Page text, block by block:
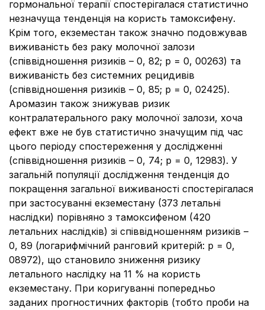
гормональної терапії спостерігалася статистично
незначуща тенденція на користь тамоксифену.
Крім того, екземестан також значно подовжував
виживаність без раку молочної залози
(співвідношення ризиків – 0, 82; p = 0, 00263) та
виживаність без системних рецидивів
(співвідношення ризиків – 0, 85; p = 0, 02425).
Аромазин також знижував ризик
контралатерального раку молочної залози, хоча
ефект вже не був статистично значущим під час
цього періоду спостереження у дослідженні
(співвідношення ризиків – 0, 74; p = 0, 12983). У
загальній популяції дослідження тенденція до
покращення загальної виживаності спостерігалася
при застосуванні екземестану (373 летальні
наслідки) порівняно з тамоксифеном (420
летальних наслідків) зі співвідношенням ризиків –
0, 89 (логарифмічний ранговий критерій: p = 0,
08972), що становило зниження ризику
летального наслідку на 11 % на користь
екземестану. При коригуванні попередньо
заданих прогностичних факторів (тобто проби на